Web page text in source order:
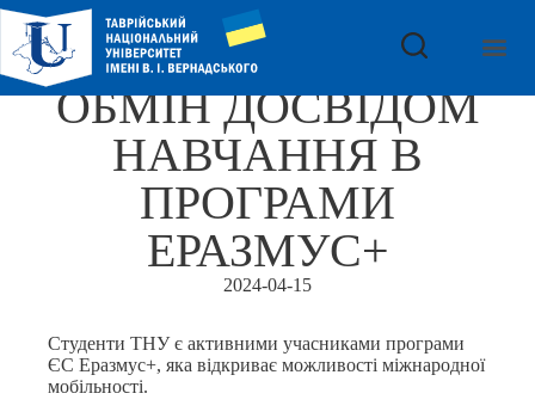
ОБМІН ДОСВІДОМ
НАВЧАННЯ В
ПРОГРАМИ
ЕРАЗМУС+
2024-04-15
Студенти ТНУ є активними учасниками програми
ЄС Еразмус+, яка відкриває можливості міжнародної
мобільності.